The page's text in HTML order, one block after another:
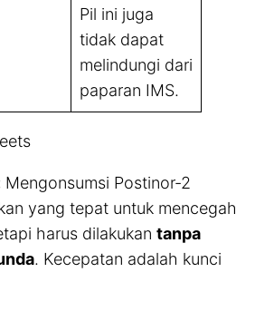
Pil ini juga
tidak dapat
melindungi dari
paparan IMS.
Mengonsumsi Postinor-2
yang tepat untuk mencegah
harus dilakukan tanpa
. Kecepatan adalah kunci